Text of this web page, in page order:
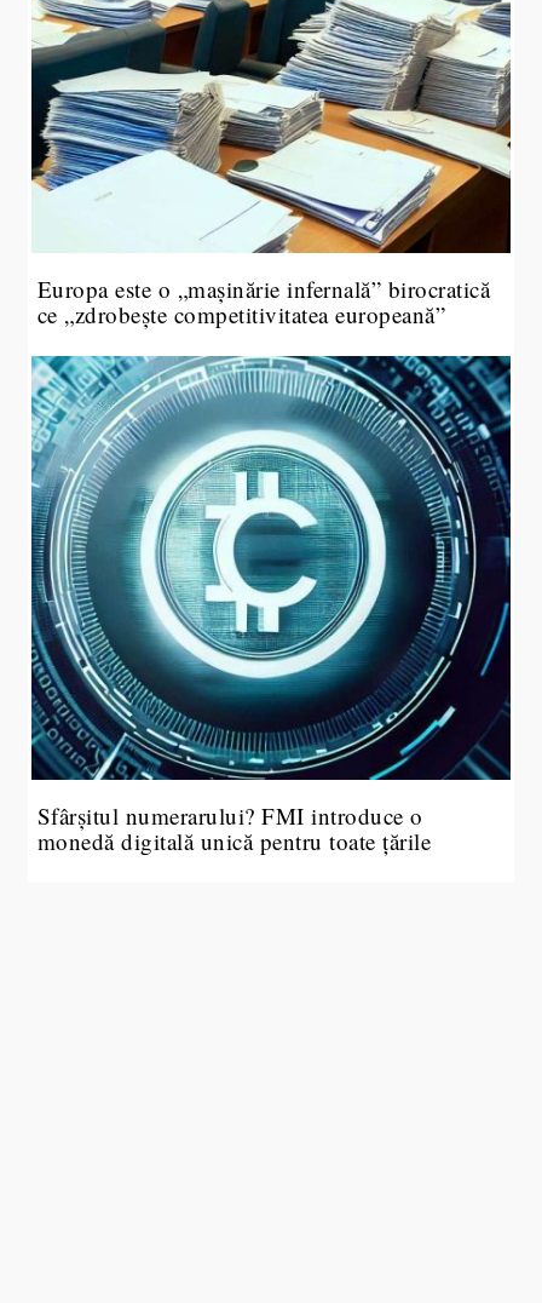
Europa este o „mașinărie infernală” birocratică
ce „zdrobește competitivitatea europeană”
Sfârșitul numerarului? FMI introduce o
monedă digitală unică pentru toate țările